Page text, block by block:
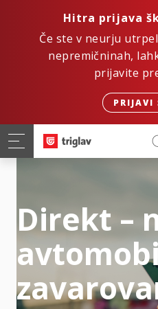
Hitra prijava
Če ste v neurju
nepremičninah,
prijavite
PRIJAVI
Direkt –